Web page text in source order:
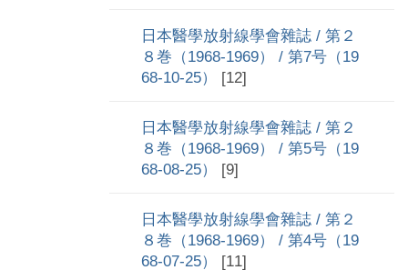
日本醫學放射線學會雜誌 / 第２
８巻（1968-1969） / 第7号（19
68-10-25） [12]
日本醫學放射線學會雜誌 / 第２
８巻（1968-1969） / 第5号（19
68-08-25） [9]
日本醫學放射線學會雜誌 / 第２
８巻（1968-1969） / 第4号（19
68-07-25） [11]